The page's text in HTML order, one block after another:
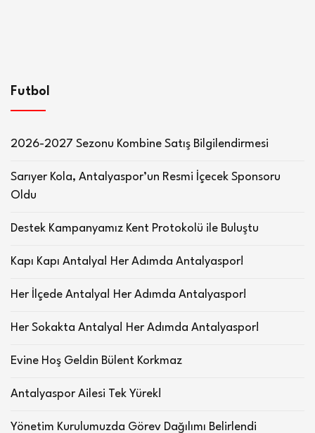
Futbol
2026-2027 Sezonu Kombine Satış Bilgilendirmesi
Sarıyer Kola, Antalyaspor’un Resmi İçecek Sponsoru
Oldu
Destek Kampanyamız Kent Protokolü ile Buluştu
Kapı Kapı Antalya! Her Adımda Antalyaspor!
Her İlçede Antalya! Her Adımda Antalyaspor!
Her Sokakta Antalya! Her Adımda Antalyaspor!
Evine Hoş Geldin Bülent Korkmaz
Antalyaspor Ailesi Tek Yürek!
Yönetim Kurulumuzda Görev Dağılımı Belirlendi